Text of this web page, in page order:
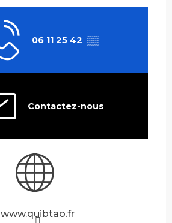
06 11 25 42 ▒▒
Contactez-nous
www.quibtao.fr